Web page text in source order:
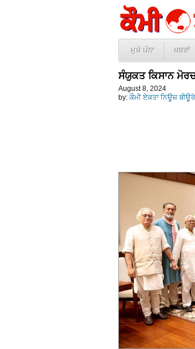
ਮੁਖੱ ਪੰਨਾ ਖ਼ਬਰਾਂ
ਸੰਯੁਕਤ ਕਿਸਾਨ
August 8, 2024
by: ਕੌਮੀ ਏਕਤਾ ਨਿਊਜ਼ ਬੀਊਰੋ